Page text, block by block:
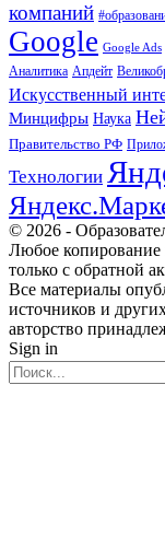
компаний
Google Google Ads
Аналитика Апдейт
Искусственный
Минцифры Наука
Правительство РФ
Технологии
© 2026 -
Любое копирование
только с обратной
Все материалы
источников и
авторство
Sign in